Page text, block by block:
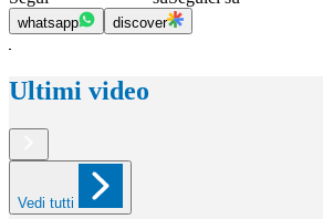
whatsapp discover
Ultimi video
Vedi tutti